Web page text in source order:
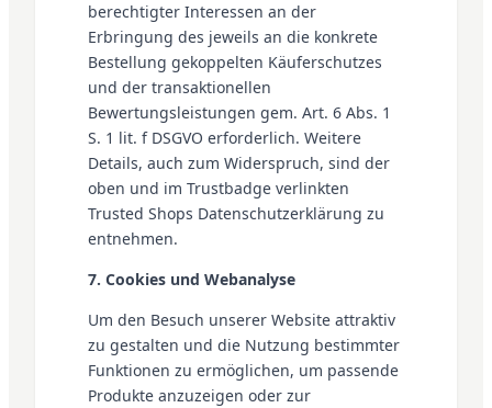
berechtigter Interessen an der
Erbringung des jeweils an die konkrete
Bestellung gekoppelten Käuferschutzes
und der transaktionellen
Bewertungsleistungen gem. Art. 6 Abs. 1
S. 1 lit. f DSGVO erforderlich. Weitere
Details, auch zum Widerspruch, sind der
oben und im Trustbadge verlinkten
Trusted Shops Datenschutzerklärung zu
entnehmen.
7. Cookies und Webanalyse
Um den Besuch unserer Website attraktiv
zu gestalten und die Nutzung bestimmter
Funktionen zu ermöglichen, um passende
Produkte anzuzeigen oder zur